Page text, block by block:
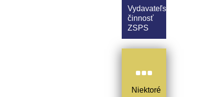
Vydavateľská
činnosť
ZSPS
Niektoré